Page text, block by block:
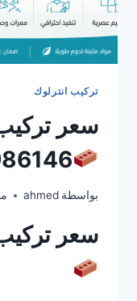
تركيب انترلوك
سعر
بواسطة ahmed
سعر